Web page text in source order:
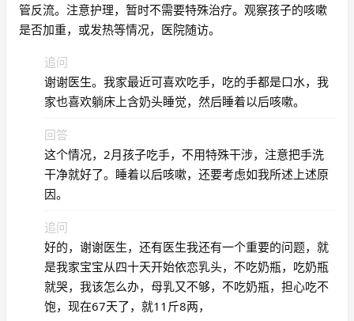
管反流。注意护理，暂时不需要特殊治疗。观察孩子的咳嗽
是否加重，或发热等情况，医院随访。
追问
谢谢医生。我家最近可喜欢吃手，吃的手都是口水，我
家也喜欢躺床上含奶头睡觉，然后睡着以后咳嗽。
回答
这个情况，2月孩子吃手，不用特殊干涉，注意把手洗
干净就好了。睡着以后咳嗽，还要考虑如我所述上述原
因。
追问
好的，谢谢医生，还有医生我还有一个重要的问题，就
是我家宝宝从四十天开始依恋乳头，不吃奶瓶，吃奶瓶
就哭，我该怎么办，母乳又不够，不吃奶瓶，担心吃不
饱，现在67天了，就11斤8两，